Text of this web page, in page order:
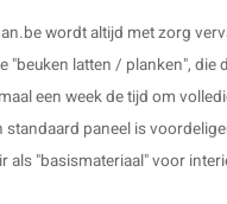
wordt altijd met zorg
"beuken latten / planken",
een week de tijd om
paneel is
als "basismateriaal" voor